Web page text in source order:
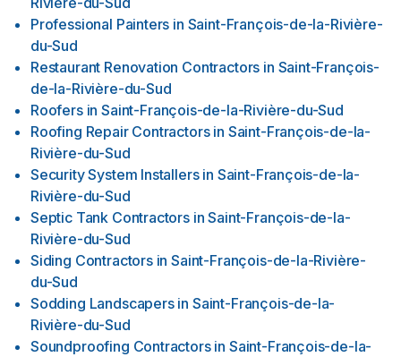
Professional Painters in Saint-François-de-la-Rivière-
du-Sud
Restaurant Renovation Contractors in Saint-François-
de-la-Rivière-du-Sud
Roofers in Saint-François-de-la-Rivière-du-Sud
Roofing Repair Contractors in Saint-François-de-la-
Rivière-du-Sud
Security System Installers in Saint-François-de-la-
Rivière-du-Sud
Septic Tank Contractors in Saint-François-de-la-
Rivière-du-Sud
Siding Contractors in Saint-François-de-la-Rivière-
du-Sud
Sodding Landscapers in Saint-François-de-la-
Rivière-du-Sud
Soundproofing Contractors in Saint-François-de-la-